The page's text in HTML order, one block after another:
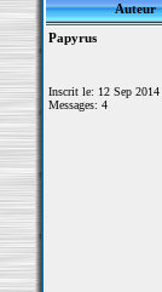
Auteur
Papyrus
Inscrit le: 12 Sep 2014
Messages: 4